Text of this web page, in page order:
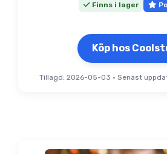
Finns i lager
Köp hos
Tillagd: 2026-05-03 • Senast